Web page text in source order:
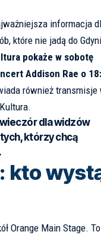
informacja
które nie jadą do
pokaże w sobotę
Addison Rae o
również transmisje
.
wieczór dla widzów
którzy chcą
kto
Orange Main Stage. To